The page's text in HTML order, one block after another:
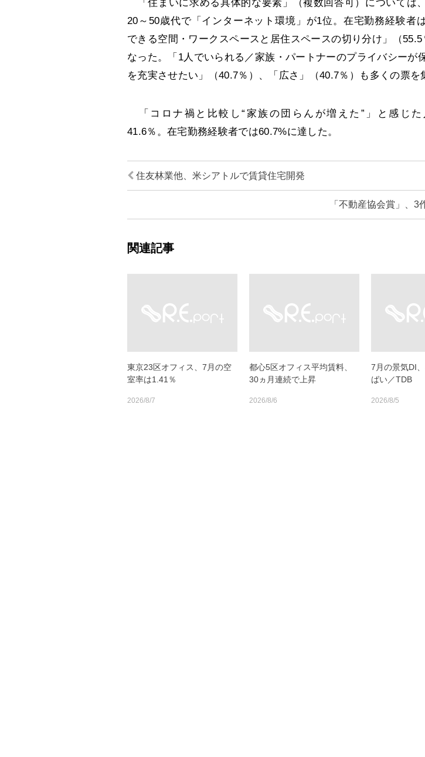
「住まいに求める具体的な要素」（複数回答可）については
20～50歳代で「インターネット環境」が1位。在宅勤務経験者
できる空間・ワークスペースと居住スペースの切り分け」（55.5
なった。「1人でいられる／家族・パートナーのプライバシーが
を充実させたい」（40.7％）、「広さ」（40.7％）も多くの票を
「コロナ禍と比較し“家族の団らんが増えた”」と感じた
41.6％。在宅勤務経験者では60.7%に達した。
住友林業他、米シアトルで賃貸住宅開発
「不動産協会賞」、3
関連記事
東京23区オフィス、7月の空
室率は1.41％
2026/8/7
都心5区オフィス平均賃料、
30ヵ月連続で上昇
2026/8/6
7月の景気DI
ばい／TDB
2026/8/5